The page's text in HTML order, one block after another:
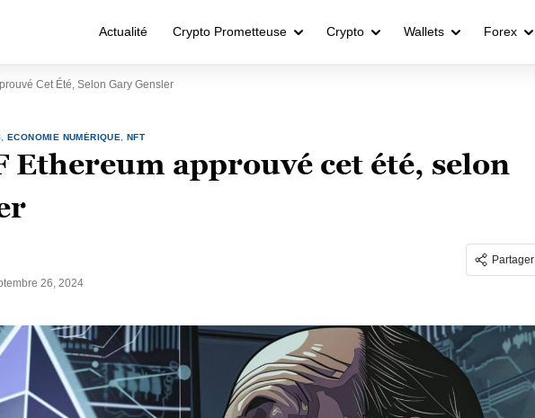
Actualité Crypto Prometteuse Crypto Wallets Forex
Cet Été, Selon Gary Gensler
,ECONOMIE NUMÉRIQUE ,NFT
Ethereum approuvé cet été, selon
26, 2024
Partager